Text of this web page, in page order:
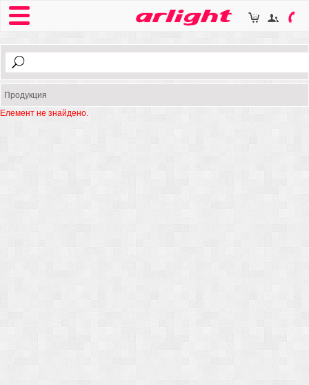
Продукция
Елемент не знайдено.